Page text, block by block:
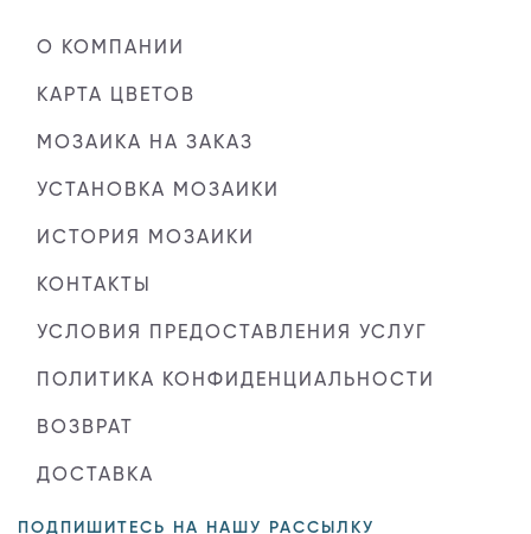
О КОМПАНИИ
КАРТА ЦВЕТОВ
МОЗАИКА НА ЗАКАЗ
УСТАНОВКА МОЗАИКИ
ИСТОРИЯ МОЗАИКИ
КОНТАКТЫ
УСЛОВИЯ ПРЕДОСТАВЛЕНИЯ УСЛУГ
ПОЛИТИКА КОНФИДЕНЦИАЛЬНОСТИ
ВОЗВРАТ
ДОСТАВКА
ПОДПИШИТЕСЬ НА НАШУ РАССЫЛКУ